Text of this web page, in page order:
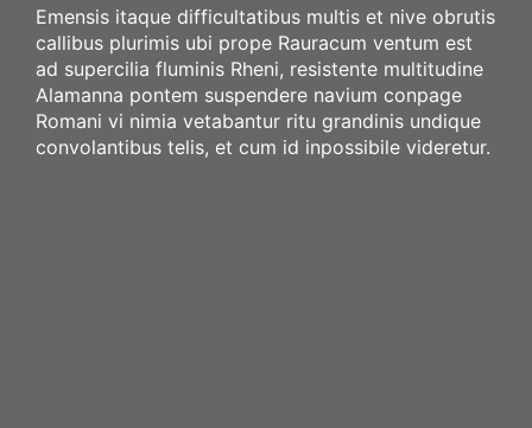
Emensis itaque difficultatibus multis et nive obrutis
callibus plurimis ubi prope Rauracum ventum est
ad supercilia fluminis Rheni, resistente multitudine
Alamanna pontem suspendere navium conpage
Romani vi nimia vetabantur ritu grandinis undique
convolantibus telis, et cum id inpossibile videretur.
Etiquette du blog
Auteur du blog
Page avec barre latérale